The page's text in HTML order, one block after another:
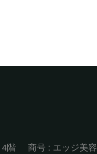
4階 商号 : エッジ美